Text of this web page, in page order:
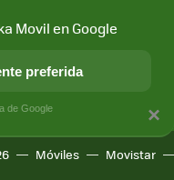
APLICACIONES
Móviles Movistar
×
Movil en Google
preferida
de Google